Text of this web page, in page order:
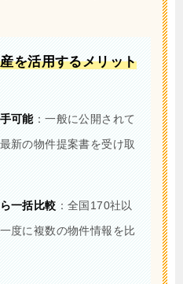
を活用するメリット
可能：一般に公開されて
新の物件提案書を受け取
一括比較 ：全国170社以
度に複数の物件情報を比